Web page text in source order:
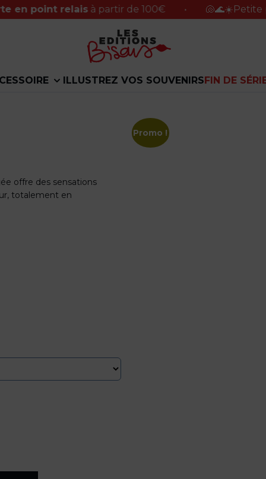
relaisà partir de 100€ • 🐚🌊☀️Petite pause
ILLUSTREZ VOS SOUVENIRSFIN DE
offre des sensations
totalement en
Promo !